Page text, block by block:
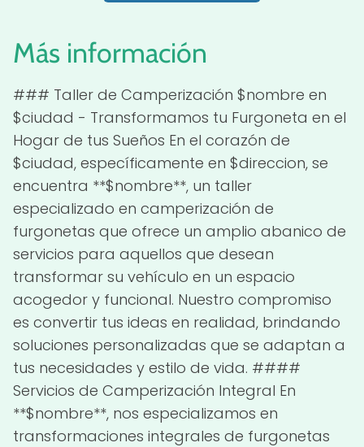
Más información
### Taller de Camperización $nombre en
$ciudad - Transformamos tu Furgoneta en el
Hogar de tus Sueños En el corazón de
$ciudad, específicamente en $direccion, se
encuentra **$nombre**, un taller
especializado en camperización de
furgonetas que ofrece un amplio abanico de
servicios para aquellos que desean
transformar su vehículo en un espacio
acogedor y funcional. Nuestro compromiso
es convertir tus ideas en realidad, brindando
soluciones personalizadas que se adaptan a
tus necesidades y estilo de vida. ####
Servicios de Camperización Integral En
**$nombre**, nos especializamos en
transformaciones integrales de furgonetas